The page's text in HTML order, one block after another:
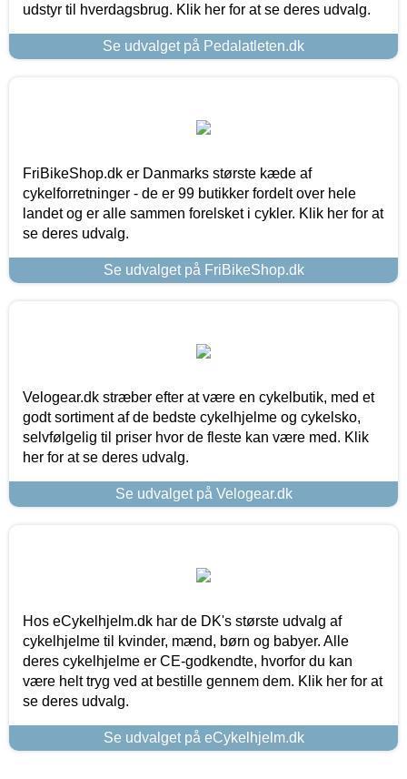
udstyr til hverdagsbrug. Klik her for at se deres udvalg.
Se udvalget på Pedalatleten.dk
FriBikeShop.dk er Danmarks største kæde af
cykelforretninger - de er 99 butikker fordelt over hele
landet og er alle sammen forelsket i cykler. Klik her for at
se deres udvalg.
Se udvalget på FriBikeShop.dk
Velogear.dk stræber efter at være en cykelbutik, med et
godt sortiment af de bedste cykelhjelme og cykelsko,
selvfølgelig til priser hvor de fleste kan være med. Klik
her for at se deres udvalg.
Se udvalget på Velogear.dk
Hos eCykelhjelm.dk har de DK's største udvalg af
cykelhjelme til kvinder, mænd, børn og babyer. Alle
deres cykelhjelme er CE-godkendte, hvorfor du kan
være helt tryg ved at bestille gennem dem. Klik her for at
se deres udvalg.
Se udvalget på eCykelhjelm.dk